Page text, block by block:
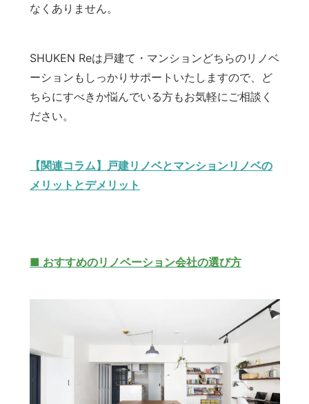
なくありません。
SHUKEN Reは戸建て・マンションどちらのリノベ
ーションもしっかりサポートいたしますので、ど
ちらにすべきか悩んでいる方もお気軽にご相談く
ださい。
【関連コラム】戸建リノベとマンションリノベの
メリットとデメリット
■ おすすめのリノベーション会社の選び方